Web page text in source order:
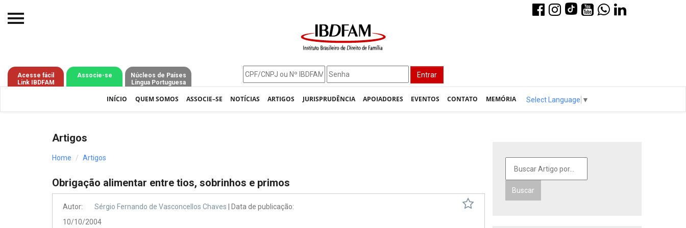
Entrar
Acesse fácil
Link IBDFAM
Associe-se
Núcleos de Países
Língua Portuguesa
INÍCIO QUEM SOMOS ASSOCIE–SE NOTÍCIAS ARTIGOS JURISPRUDÊNCIA APOIADORES EVENTOS CONTATO MEMÓRIA Select Language ▼
O IBDFAM
Notícias
Processos - IBDFAM
Artigos
Home Artigos
Obrigação alimentar entre tios, sobrinhos e primos
Autor: Sérgio Fernando de Vasconcellos Chaves | Data de publicação:
10/10/2004
Buscar